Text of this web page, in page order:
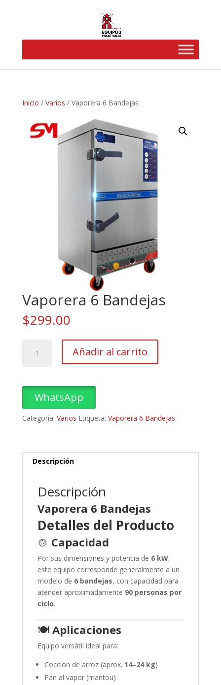
Inicio / Varios / Vaporera 6 Bandejas
Vaporera 6 Bandejas
$299.00
Añadir al carrito
WhatsApp
Categoría: Varios Etiqueta: Vaporera 6 Bandejas
Descripción
Descripción
Vaporera 6 Bandejas
Detalles del Producto
🍲 Capacidad
Por sus dimensiones y potencia de 6 kW,
este equipo corresponde generalmente a un
modelo de 6 bandejas, con capacidad para
atender aproximadamente 90 personas por
ciclo.
🍽️ Aplicaciones
Equipo versátil ideal para:
Cocción de arroz (aprox. 14–24 kg)
Pan al vapor (mantou)